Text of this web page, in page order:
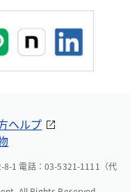
ヘルプ
8-1 電話：03-5321-1111（代